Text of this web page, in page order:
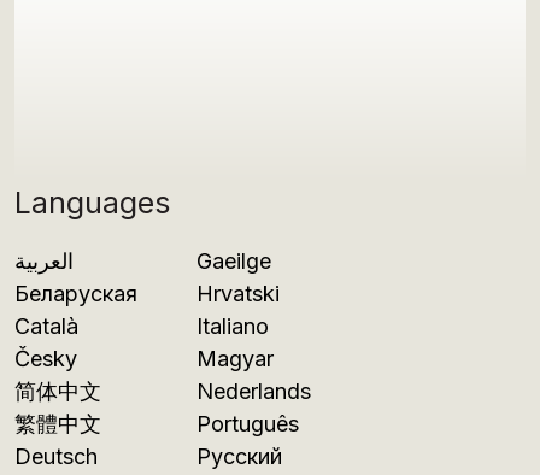
Languages
العربية
Беларуская
Català
Česky
简体中文
繁體中文
Deutsch
Gaeilge
Hrvatski
Italiano
Magyar
Nederlands
Português
Русский